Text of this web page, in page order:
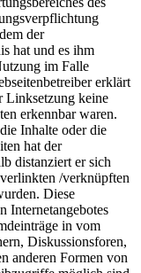
der
hat und es ihm
im Falle
erklärt
Linksetzung keine
erkennbar waren.
Inhalte oder die
hat der
distanziert er sich
/verknüpften
Diese
Internetangebotes
in vom
Diskussionsforen,
anderen Formen von